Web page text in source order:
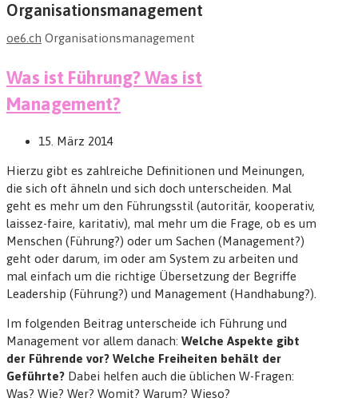
Organisationsmanagement
oe6.ch Organisationsmanagement
Was ist Führung? Was ist
Management?
15. März 2014
Hierzu gibt es zahlreiche Definitionen und Meinungen,
die sich oft ähneln und sich doch unterscheiden. Mal
geht es mehr um den Führungsstil (autoritär, kooperativ,
laissez-faire, karitativ), mal mehr um die Frage, ob es um
Menschen (Führung?) oder um Sachen (Management?)
geht oder darum, im oder am System zu arbeiten und
mal einfach um die richtige Übersetzung der Begriffe
Leadership (Führung?) und Management (Handhabung?).
Im folgenden Beitrag unterscheide ich Führung und
Management vor allem danach: Welche Aspekte gibt
der Führende vor? Welche Freiheiten behält der
Geführte? Dabei helfen auch die üblichen W-Fragen:
Was? Wie? Wer? Womit? Warum? Wieso?